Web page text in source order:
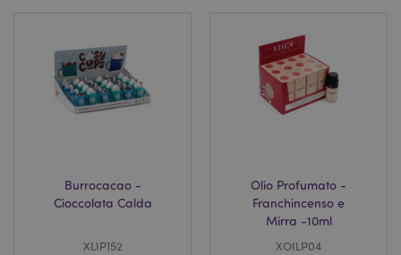
Burrocacao -
Cioccolata Calda
XLIP152
Olio Profumato -
Franchincenso e
Mirra -10ml
XOILP04